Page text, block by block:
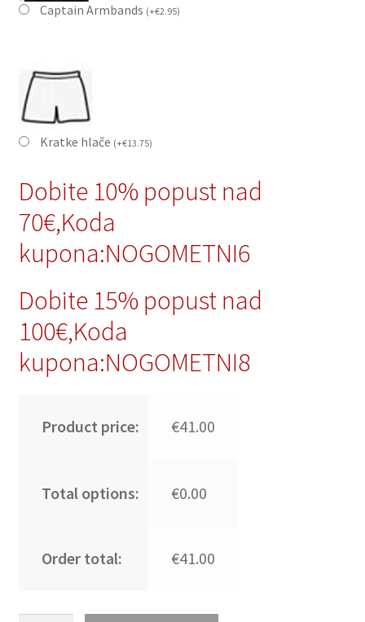
Captain Armbands (+€2.95)
Kratke hlače (+€13.75)
Dobite 10% popust nad
70€,Koda
kupona:NOGOMETNI6
Dobite 15% popust nad
100€,Koda
kupona:NOGOMETNI8
Product price: €41.00
Total options: €0.00
Order total: €41.00